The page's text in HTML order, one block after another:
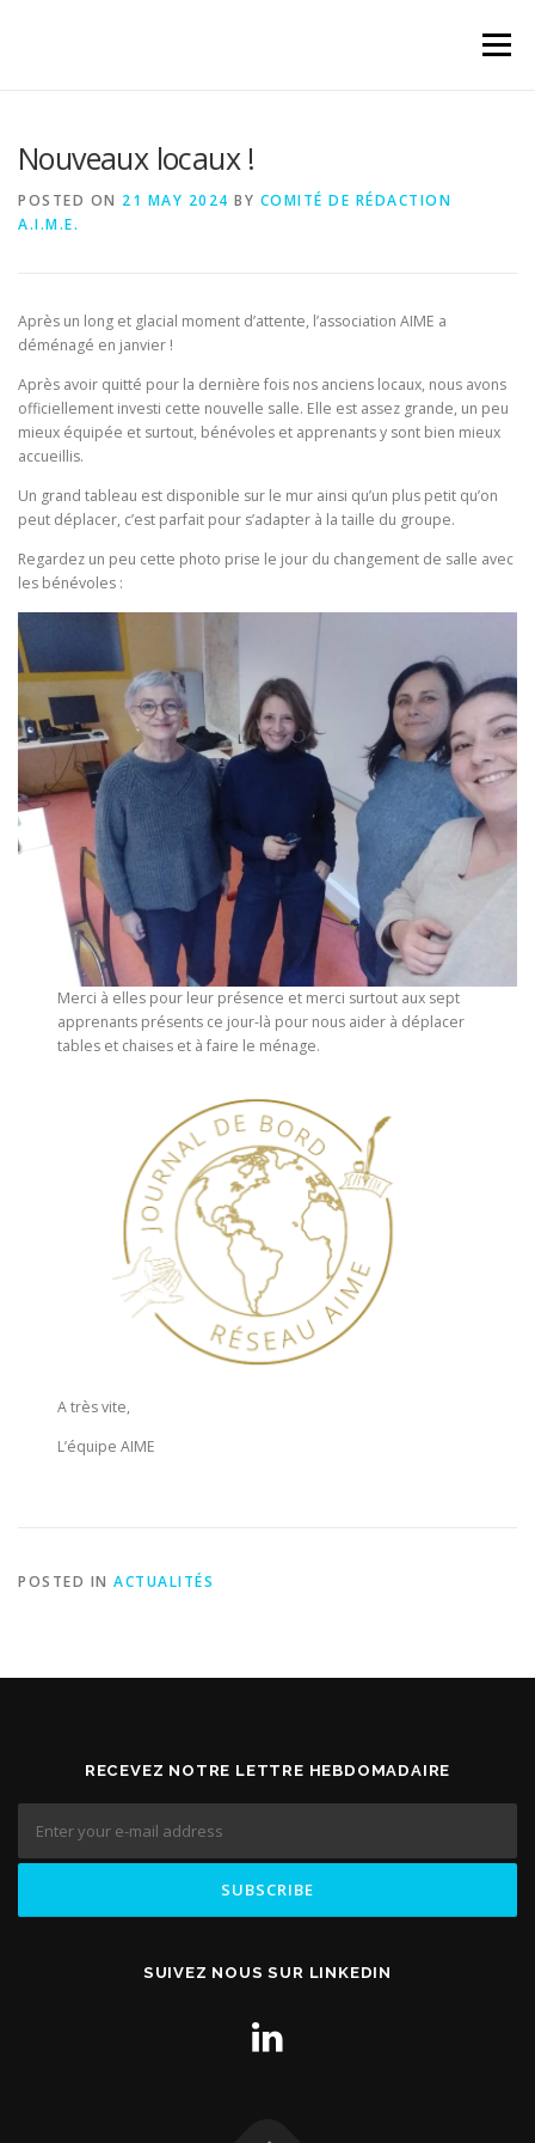
Menu
Nouveaux locaux !
POSTED ON 21 MAY 2024 BY COMITÉ DE RÉDACTION
A.I.M.E.
Après un long et glacial moment d’attente, l’association AIME a
déménagé en janvier !
Après avoir quitté pour la dernière fois nos anciens locaux, nous avons
officiellement investi cette nouvelle salle. Elle est assez grande, un peu
mieux équipée et surtout, bénévoles et apprenants y sont bien mieux
accueillis.
Un grand tableau est disponible sur le mur ainsi qu’un plus petit qu’on
peut déplacer, c’est parfait pour s’adapter à la taille du groupe.
Regardez un peu cette photo prise le jour du changement de salle avec
les bénévoles :
Merci à elles pour leur présence et merci surtout aux sept
apprenants présents ce jour-là pour nous aider à déplacer
tables et chaises et à faire le ménage.
A très vite,
L’équipe AIME
POSTED IN ACTUALITÉS
RECEVEZ NOTRE LETTRE HEBDOMADAIRE
SUIVEZ NOUS SUR LINKEDIN